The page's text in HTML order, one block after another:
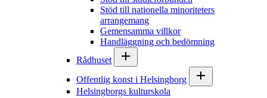
Stöd till nationella minoriteters
arrangemang
Gemensamma villkor
Handläggning och bedömning
Rådhuset
Offentlig konst i Helsingborg
Helsingborgs kulturskola